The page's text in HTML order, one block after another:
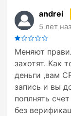
andrei
5 лет
Меняют
захотят. Как
деньги ,вам
запись и вы
поплнять
без